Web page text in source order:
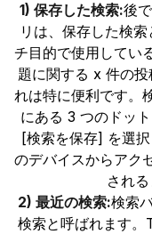
1) 保存した検索:後
リは、保存した検
チ目的で使用してい
題に関する x 件の
れは特に便利です。
にある 3 つのドッ
[検索を保存] を選
のデバイスからアク
され
2) 最近の検索:検索
検索と呼ばれます